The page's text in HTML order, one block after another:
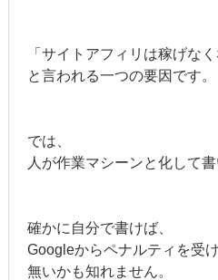
「サイトアフィリは稼げなく
と言われる一つの要因です。
では、
人が作業マシーンと化して
確かに自分で書けば、
Googleからペナルティを受
無いかも知れません。